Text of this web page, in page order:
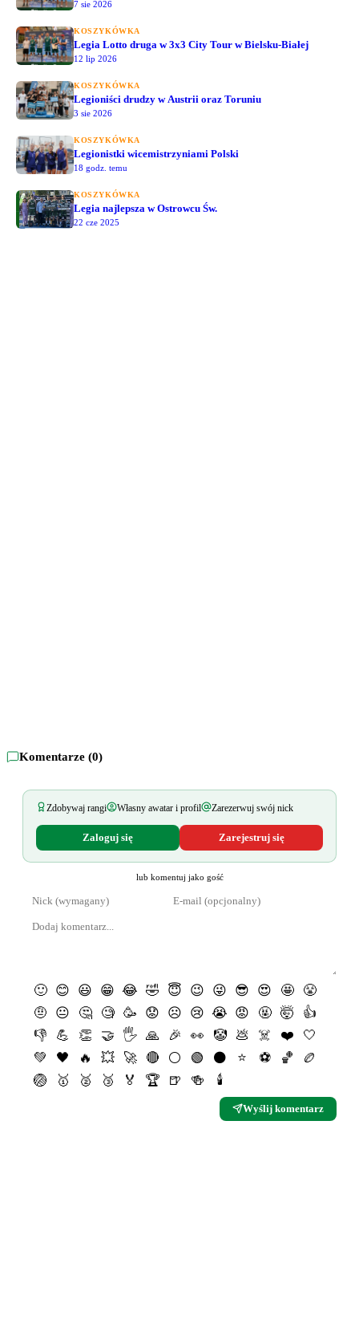
7 sie 2026
KOSZYKÓWKA
Legia Lotto druga w 3x3 City Tour w Bielsku-Białej
12 lip 2026
KOSZYKÓWKA
Legioniści drudzy w Austrii oraz Toruniu
3 sie 2026
KOSZYKÓWKA
Legionistki wicemistrzyniami Polski
18 godz. temu
KOSZYKÓWKA
Legia najlepsza w Ostrowcu Św.
22 cze 2025
Komentarze (0)
Zdobywaj rangi Własny awatar i profil Zarezerwuj swój nick
Zaloguj się Zarejestruj się
lub komentuj jako gość
🙂 😊 😃 😁 😂 🤣 😇 😉 😜 😎 😍 🤩
😤
🤨
😐 🤔 🧐 🥳 😟 ☹️ 😢 😭 😡 🤬 🤯
👍
👎
💪 👏 🤝 🖐 🙏 🎉 👀 🤡 💩 ☠️ ❤️
🤍
💚
🖤 🔥 💥 🚀 🔴 ⚪️ 🟢 ⚫️ ⭐️ ⚽️ 🏀
🏉
🏐
🥇 🥈 🥉 🏅 🏆 🍺 🍻 🕯
Wyślij komentarz